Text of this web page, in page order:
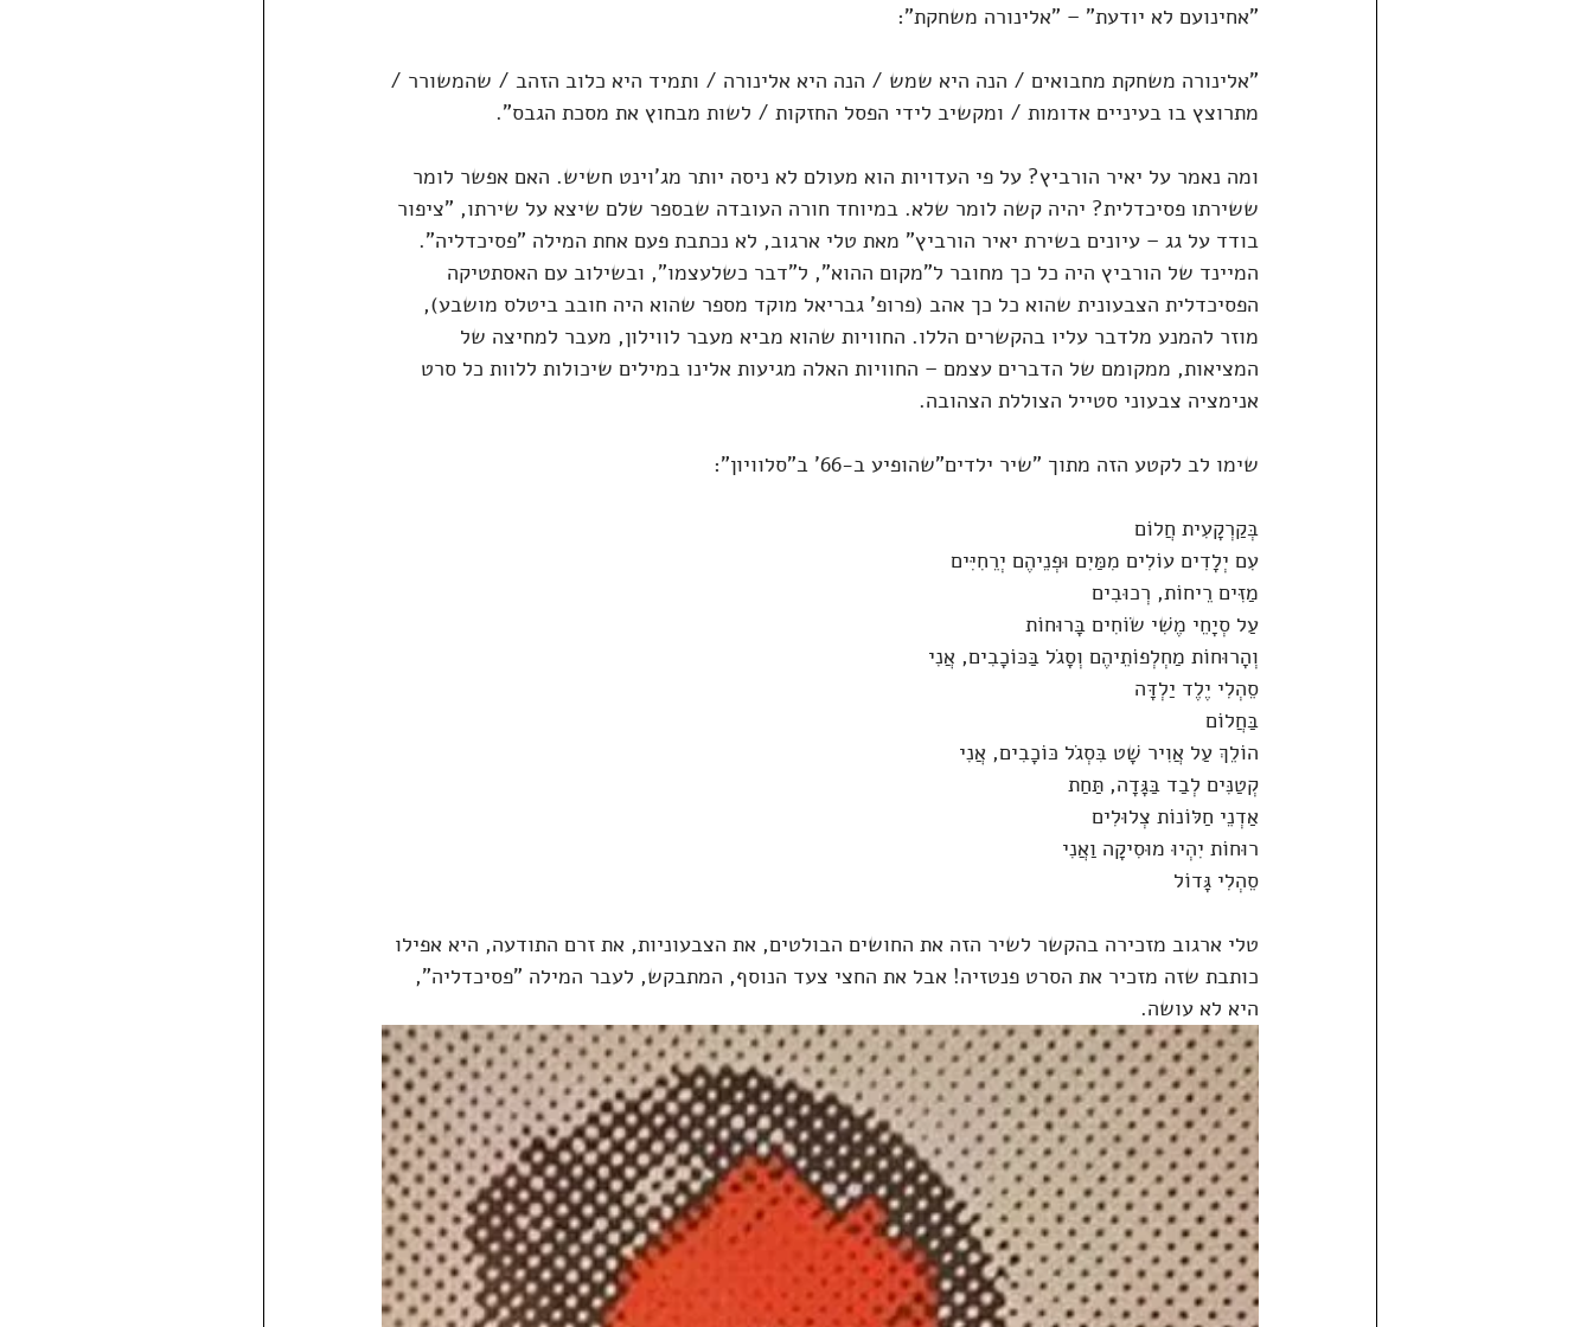
"אחינועם לא יודעת" – "אלינורה משחקת":
"אלינורה משחקת מחבואים / הנה היא שמש / הנה היא אלינורה / ותמיד היא כלוב הזהב / שהמשורר /
מתרוצץ בו בעיניים אדומות / ומקשיב לידי הפסל החזקות / לשות מבחוץ את מסכת הגבס".
ומה נאמר על יאיר הורביץ? על פי העדויות הוא מעולם לא ניסה יותר מג'וינט חשיש. האם אפשר לומר
ששירתו פסיכדלית? יהיה קשה לומר שלא. במיוחד חורה העובדה שבספר שלם שיצא על שירתו, "ציפור
בודד על גג – עיונים בשירת יאיר הורביץ" מאת טלי ארגוב, לא נכתבת פעם אחת המילה "פסיכדליה".
המיינד של הורביץ היה כל כך מחובר ל"מקום ההוא", ל"דבר כשלעצמו", ובשילוב עם האסתטיקה
הפסיכדלית הצבעונית שהוא כל כך אהב (פרופ' גבריאל מוקד מספר שהוא היה חובב ביטלס מושבע),
מוזר להמנע מלדבר עליו בהקשרים הללו. החוויות שהוא מביא מעבר לווילון, מעבר למחיצה של
המציאות, ממקומם של הדברים עצמם – החוויות האלה מגיעות אלינו במילים שיכולות ללוות כל סרט
אנימציה צבעוני סטייל הצוללת הצהובה.
שימו לב לקטע הזה מתוך "שיר ילדים"שהופיע ב-66' ב"סלוויון":
בְּקַרְקָעִית חֲלוֹם
עִם יְלָדִים עוֹלִים מִמַּיִם וּפְנֵיהֶם יְרֵחִיִּים
מַזִּים רֵיחוֹת, רְכוּבִים
עַל סְיָחֵי מֶשִׁי שׂוֹחִים בָּרוּחוֹת
וְהָרוּחוֹת מַחְלְפוֹתֵיהֶם וְסָגֹל בַּכּוֹכָבִים, אֲנִי
סֵהְלִי יֶלֶד יַלְדָּה
בַּחֲלוֹם
הוֹלֵךְ עַל אֲוִיר שָׁט בִּסְגֹל כּוֹכָבִים, אֲנִי
קְטַנִּים לְבַד בַּגָּדָה, תַּחַת
אַדְנֵי חַלּוֹנוֹת צְלוּלִים
רוּחוֹת יִהְיוּ מוּסִיקָה וַאֲנִי
סֵהְלִי גָּדוֹל
טלי ארגוב מזכירה בהקשר לשיר הזה את החושים הבולטים, את הצבעוניות, את זרם התודעה, היא אפילו
כותבת שזה מזכיר את הסרט פנטזיה! אבל את החצי צעד הנוסף, המתבקש, לעבר המילה "פסיכדליה",
היא לא עושה.